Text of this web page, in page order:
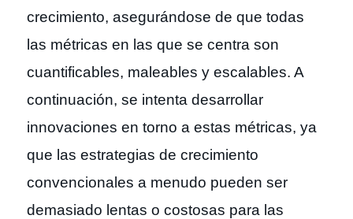
crecimiento, asegurándose de que todas
las métricas en las que se centra son
cuantificables, maleables y escalables. A
continuación, se intenta desarrollar
innovaciones en torno a estas métricas, ya
que las estrategias de crecimiento
convencionales a menudo pueden ser
demasiado lentas o costosas para las